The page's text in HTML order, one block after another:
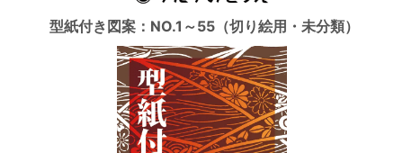
型紙付き図案：NO.1～55（切り絵用・未分類）